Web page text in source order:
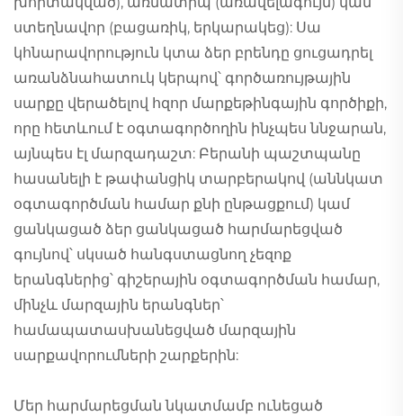
ստեղնավոր (բացառիկ, երկարակեց): Սա
կհնարավորություն կտա ձեր բրենդը ցուցադրել
առանձնահատուկ կերպով՝ գործառույթային
սարքը վերածելով հզոր մարքեթինգային գործիքի,
որը հետևում է օգտագործողին ինչպես ննջարան,
այնպես էլ մարզադաշտ: Բերանի պաշտպանը
հասանելի է թափանցիկ տարբերակով (աննկատ
օգտագործման համար քնի ընթացքում) կամ
ցանկացած ձեր ցանկացած հարմարեցված
գույնով՝ սկսած հանգստացնող չեզոք
երանգներից՝ գիշերային օգտագործման համար,
մինչև մարզային երանգներ՝
համապատասխանեցված մարզային
սարքավորումների շարքերին:
Մեր հարմարեցման նկատմամբ ունեցած